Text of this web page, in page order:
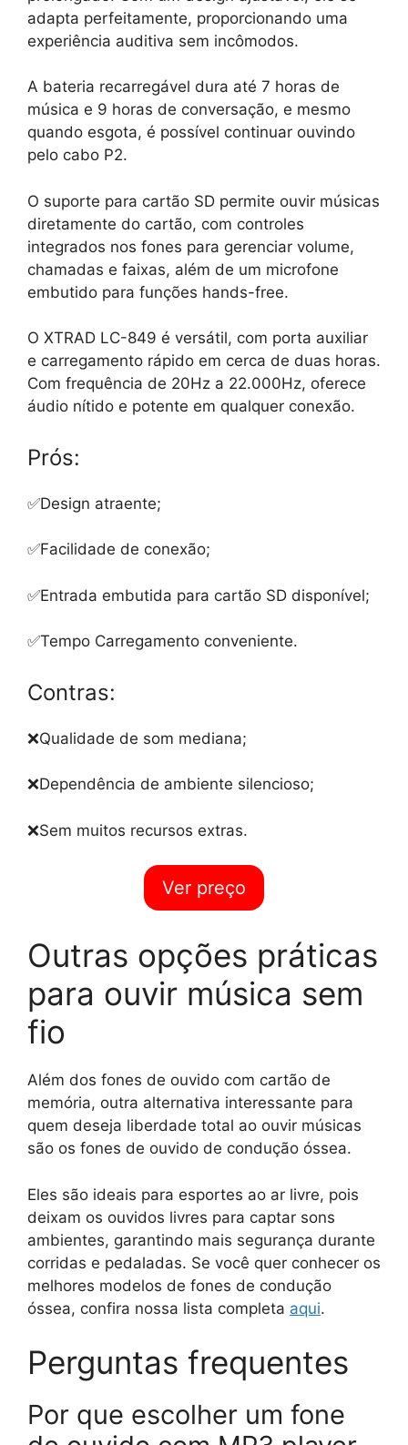
adapta perfeitamente, proporcionando uma
experiência auditiva sem incômodos.
A bateria recarregável dura até 7 horas de
música e 9 horas de conversação, e mesmo
quando esgota, é possível continuar ouvindo
pelo cabo P2.
O suporte para cartão SD permite ouvir músicas
diretamente do cartão, com controles
integrados nos fones para gerenciar volume,
chamadas e faixas, além de um microfone
embutido para funções hands-free.
O XTRAD LC-849 é versátil, com porta auxiliar
e carregamento rápido em cerca de duas horas.
Com frequência de 20Hz a 22.000Hz, oferece
áudio nítido e potente em qualquer conexão.
Prós:
✅Design atraente;
✅Facilidade de conexão;
✅Entrada embutida para cartão SD disponível;
✅Tempo Carregamento conveniente.
Contras:
❌Qualidade de som mediana;
❌Dependência de ambiente silencioso;
❌Sem muitos recursos extras.
Ver preço
Outras opções práticas
para ouvir música sem
fio
Além dos fones de ouvido com cartão de
memória, outra alternativa interessante para
quem deseja liberdade total ao ouvir músicas
são os fones de ouvido de condução óssea.
Eles são ideais para esportes ao ar livre, pois
deixam os ouvidos livres para captar sons
ambientes, garantindo mais segurança durante
corridas e pedaladas. Se você quer conhecer os
melhores modelos de fones de condução
óssea, confira nossa lista completa aqui.
Perguntas frequentes
Por que escolher um fone